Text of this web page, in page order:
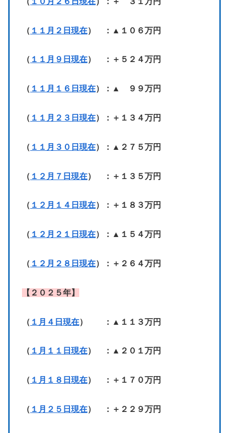
（ １１月２日現在） ：▲１０６万円
（ １１月９日現在） ：＋５２４万円
（ １１月１６日現在）：▲ ９９万円
（ １１月２３日現在）：＋１３４万円
（ １１月３０日現在）：▲２７５万円
（ １２月７日現在） ：＋１３５万円
（ １２月１４日現在）：＋１８３万円
（ １２月２１日現在）：▲１５４万円
（ １２月２８日現在）：＋２６４万円
【２０２５年】
（ １月４日現在） ：▲１１３万円
（ １月１１日現在） ：▲２０１万円
（ １月１８日現在） ：＋１７０万円
（ １月２５日現在） ：＋２２９万円